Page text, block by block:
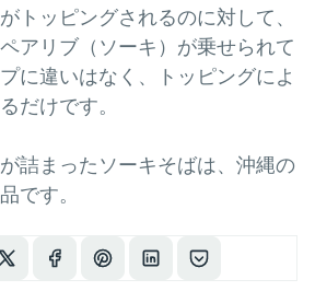
トッピングされるのに対して、
アリブ（ソーキ）が乗せられて
に違いはなく、トッピングによ
だけです。
詰まったソーキそばは、沖縄の
です。